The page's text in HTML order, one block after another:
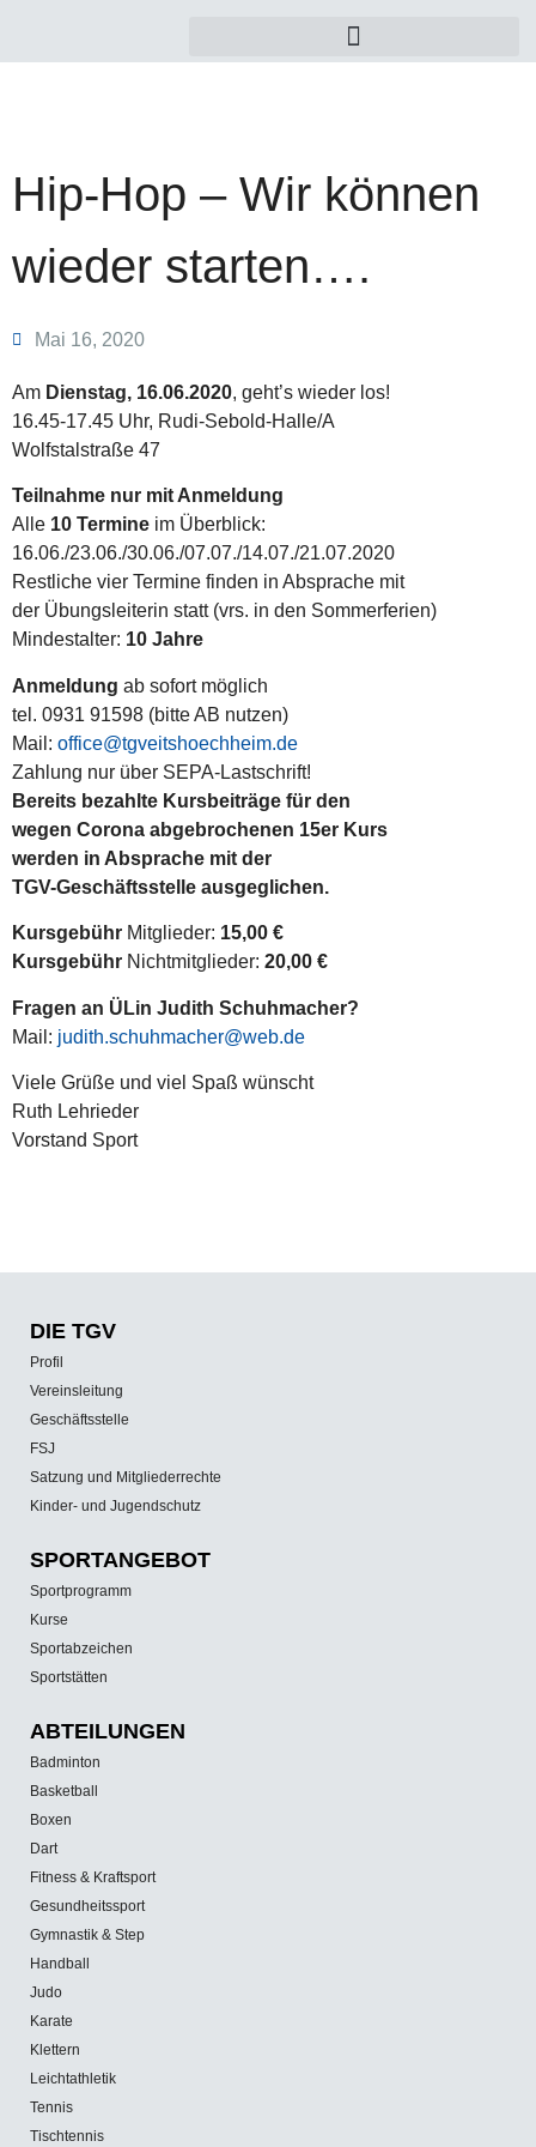
Hip-Hop – Wir können
wieder starten….
Mai 16, 2020
Am Dienstag, 16.06.2020, geht’s wieder los!
16.45-17.45 Uhr, Rudi-Sebold-Halle/A
Wolfstalstraße 47
Teilnahme nur mit Anmeldung
Alle 10 Termine im Überblick:
16.06./23.06./30.06./07.07./14.07./21.07.2020
Restliche vier Termine finden in Absprache mit
der Übungsleiterin statt (vrs. in den Sommerferien)
Mindestalter: 10 Jahre
Anmeldung ab sofort möglich
tel. 0931 91598 (bitte AB nutzen)
Mail: office@tgveitshoechheim.de
Zahlung nur über SEPA-Lastschrift!
Bereits bezahlte Kursbeiträge für den
wegen Corona abgebrochenen 15er Kurs
werden in Absprache mit der
TGV-Geschäftsstelle ausgeglichen.
Kursgebühr Mitglieder: 15,00 €
Kursgebühr Nichtmitglieder: 20,00 €
Fragen an ÜLin Judith Schuhmacher?
Mail: judith.schuhmacher@web.de
Viele Grüße und viel Spaß wünscht
Ruth Lehrieder
Vorstand Sport
DIE TGV
Profil
Vereinsleitung
Geschäftsstelle
FSJ
Satzung und Mitgliederrechte
Kinder- und Jugendschutz
SPORT­ANGEBOT
Sportprogramm
Kurse
Sportabzeichen
Sportstätten
ABTEILUNGEN
Badminton
Basketball
Boxen
Dart
Fitness & Kraftsport
Gesundheitssport
Gymnastik & Step
Handball
Judo
Karate
Klettern
Leichtathletik
Tennis
Tischtennis